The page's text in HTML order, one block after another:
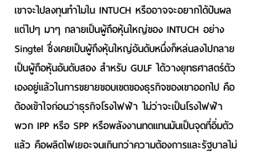
เขาจะไปลงทุนทำไมใน INTUCH หรืออาจจะอยากได้ปันผล
แต่ไปๆ มาๆ กลายเป็นผู้ถือหุ้นใหญ่ของ INTUCH อย่าง
Singtel ซึ่งเคยเป็นผู้ถึงหุ้นใหญ่อันดับหนึ่งก็หล่นลงไปกลาย
เป็นผู้ถือหุ้นอันดับสอง สำหรับ GULF ได้วางยุทธศาสตร์ตัว
เองอยู่แล้วในการขยายขอบเขตของธุรกิจของเขาออกไป คือ
ต้องเข้าใจก่อนว่าธุรกิจโรงไฟฟ้า ไม่ว่าจะเป็นโรงไฟฟ้า
พวก IPP หรือ SPP หรือพลังงานทดแทนมันเป็นจุดที่อิ่มตัว
แล้ว คือผลิตไฟเยอะจนเกินกว่าความต้องการและรัฐบาลไม่